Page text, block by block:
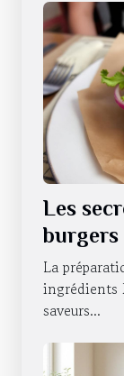
Les
burgers
La
ingrédients
saveurs...